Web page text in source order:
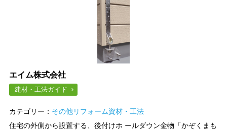
エイム株式会社
建材・工法ガイド
カテゴリー： その他リフォーム資材・工法
住宅の外側から設置する、後付けホ ールダウン金物「かぞくまも